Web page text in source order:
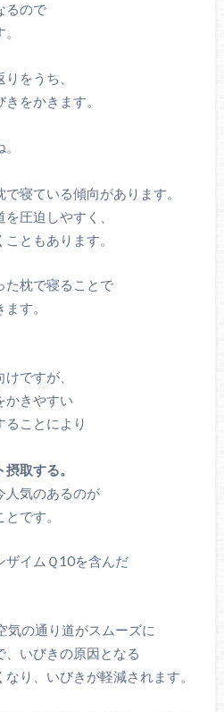
るので
をうち、
をかきます。
寝ている傾向があります。
圧迫しやすく、
ともあります。
た枕で寝ることで
す。
ですが、
かきやすい
ることにより
取する。
人気のあるのが
です。
ザイムＱ10を含んだ
気の通り道がスムーズに
、いびきの原因となる
り、いびきが軽減されます。